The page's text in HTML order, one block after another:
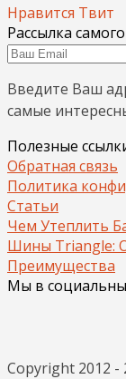
Нравится Твит
Рассылка
Введите Ваш
самые
Полезные
Обратная связь
Политика
Статьи
Чем Утеплить
Шины Triangle:
Преимущества
Мы в
Copyright 2012 -